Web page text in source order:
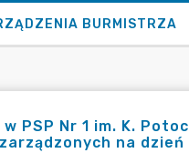
BURMISTRZA
PSP Nr 1 im. K.
na dzień